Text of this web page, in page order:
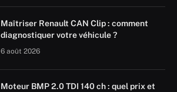
Maîtriser Renault CAN Clip : comment
diagnostiquer votre véhicule ?
6 août 2026
Moteur BMP 2.0 TDI 140 ch : quel prix et